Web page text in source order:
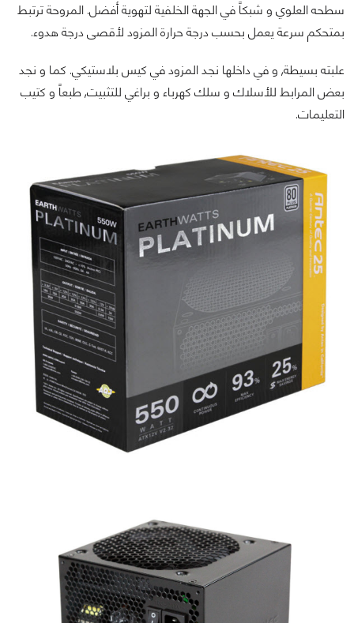
سطحه العلوي و شبكاً في الجهة الخلفية لتهوية أفضل. المروحة ترتبط
بمتحكم سرعة يعمل بحسب درجة حرارة المزود لأقصى درجة هدوء.
علبته بسيطة, و في داخلها نجد المزود في كيس بلاستيكي. كما و نجد
بعض المرابط للأسلاك و سلك كهرباء و براغي للتثبيت, طبعاً و كتيب
التعليمات.